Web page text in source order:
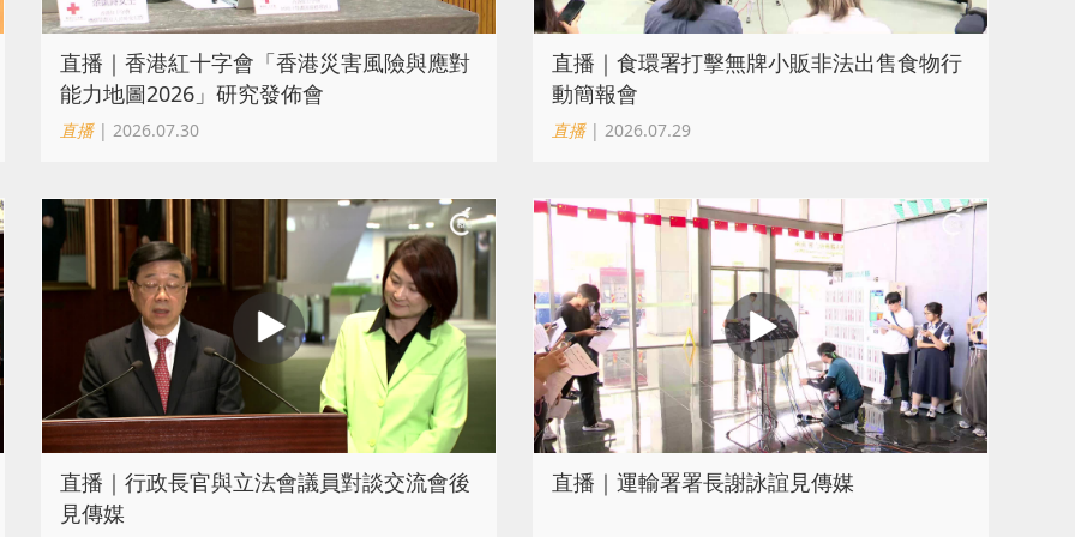
直播｜香港紅十字會「香港災害風險與應對
能力地圖2026」研究發佈會
直播| 2026.07.30
直播｜食環署打擊無牌小販非法出售食物行
動簡報會
直播| 2026.07.29
直播｜行政長官與立法會議員對談交流會後
見傳媒
直播｜運輸署署長謝詠誼見傳媒